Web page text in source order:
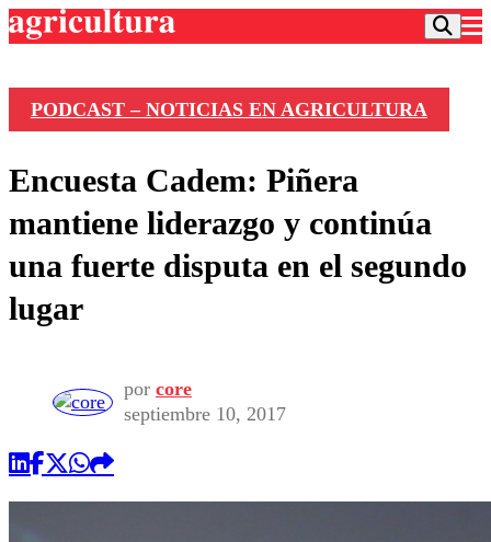
Frecuencias
Agricultura TV
Deportes
Colo Colo
Torneo Internacional
Torneo Nacional
Entretención
Internacional
Nacional
Programas
Comercial
PODCAST – NOTICIAS EN AGRICULTURA
Encuesta Cadem: Piñera
mantiene liderazgo y continúa
una fuerte disputa en el segundo
lugar
por core
septiembre 10, 2017